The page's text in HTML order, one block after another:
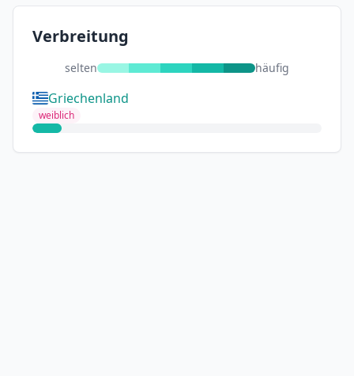
Verbreitung
selten häufig
Griechenland
weiblich